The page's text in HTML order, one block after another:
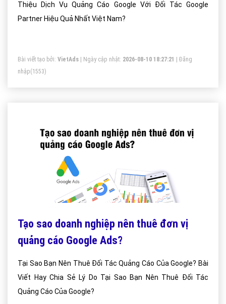
Thiệu Dịch Vụ Quảng Cáo Google Với Đối Tác Google
Partner Hiệu Quả Nhất Việt Nam?
Bài viết tạo bởi: VietAds | Ngày cập nhật: 2026-08-10 18:27:21
Đăng
nhập(1553)
Tạo sao doanh nghiệp nên thuê đơn vị
quảng cáo Google Ads?
Tại Sao Bạn Nên Thuê Đối Tác Quảng Cáo Của Google? Bài
Viết Hay Chia Sẻ Lý Do Tại Sao Bạn Nên Thuê Đối Tác
Quảng Cáo Của Google?